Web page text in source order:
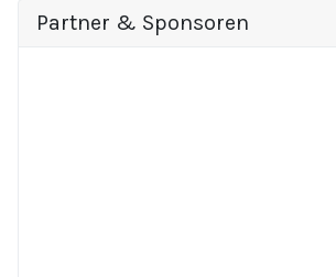
Partner & Sponsoren